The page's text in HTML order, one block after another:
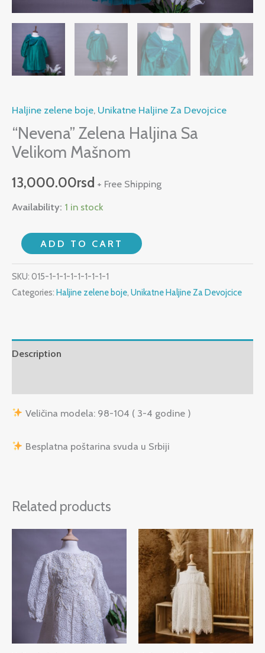
Haljine zelene boje, Unikatne Haljine Za Devojcice
“Nevena” Zelena Haljina Sa
Velikom Mašnom
13,000.00rsd + Free Shipping
Availability: 1 in stock
ADD TO CART
SKU: 015-1-1-1-1-1-1-1-1-1
Categories: Haljine zelene boje, Unikatne Haljine Za Devojcice
Description
Veličina modela: 98-104 ( 3-4 godine )
Besplatna poštarina svuda u Srbiji
Related products